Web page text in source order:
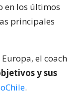
en los últimos
principales
el coach
y sus
.